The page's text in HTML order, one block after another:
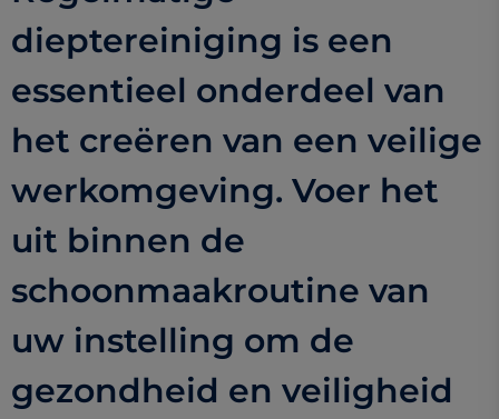
dieptereiniging is een
essentieel onderdeel van
het creëren van een veilige
werkomgeving. Voer het
uit binnen de
schoonmaakroutine van
uw instelling om de
gezondheid en veiligheid